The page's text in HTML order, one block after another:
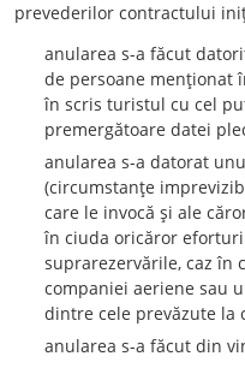
prevederilor contractului
anularea s-a făcut
de persoane menţionat
în scris turistul cu cel
premergătoare datei
anularea s-a datorat
(circumstanţe
care le invocă şi ale
în ciuda oricăror
suprarezervările, caz în
companiei aeriene sau
dintre cele prevăzute la
anularea s-a făcut din